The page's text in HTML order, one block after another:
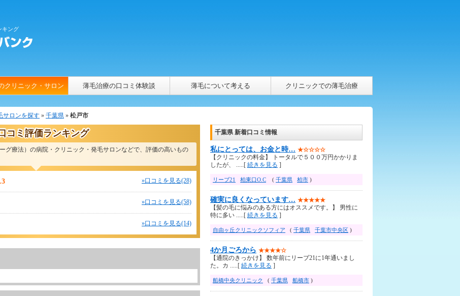
キング
クリニック・サロン 薄毛治療の口コミ体験談 薄毛について考える クリニックでの薄毛治療
サロンを探す » 千葉県 » 松戸市
コミ評価ランキング
グ療法）の病院・クリニック・発毛サロンなどで、評価の高いもの
»口コミを見る(28)
»口コミを見る(58)
»口コミを見る(14)
千葉県 新着口コミ情報
私にとっては、お金と時… ★☆☆☆☆
【クリニックの料金】 トータルで５００万円かかりま
したが、 .....[ 続きを見る ]
リーブ21 柏東口O.C ( 千葉県 柏市 )
確実に良くなっています… ★★★★★
【髪の毛に悩みのある方にはオススメです。】 男性に
特に多い .....[ 続きを見る ]
自由ヶ丘クリニックソフィア ( 千葉県 千葉市中央区 )
4か月ごろから ★★★★☆
【通院のきっかけ】 数年前にリーブ21に1年通いまし
た。カ .....[ 続きを見る ]
船橋中央クリニック ( 千葉県 船橋市 )